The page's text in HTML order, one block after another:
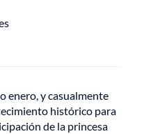
enero, y casualmente
histórico para
de la princesa